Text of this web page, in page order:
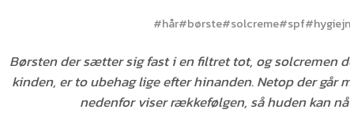
#hår#børste#solcreme#spf#
Børsten der sætter sig fast i en filtret tot, og solcremen
kinden, er to ubehag lige efter hinanden. Netop der går
nedenfor viser rækkefølgen, så huden kan